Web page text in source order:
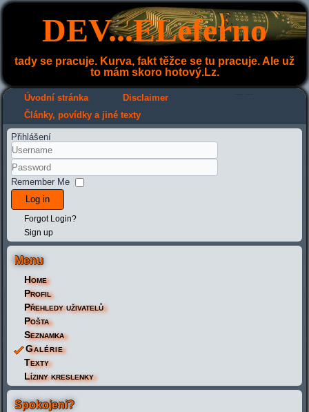
DEV...ELeferno
tady se pracuje. Kurva, fakt těžce se tu pracuje. Ale už
to mám skoro hotový.Lz.
Úvodní stránka Disclaimer
Články, povídky a jiné texty
Přihlášení
Remember Me
Log in
Forgot Login?
Sign up
Menu
Home
Profil
Přehledy uživatelů
Pošta
Seznamka
Galérie
Texty
Líziny kreslenky
Spokojeni?